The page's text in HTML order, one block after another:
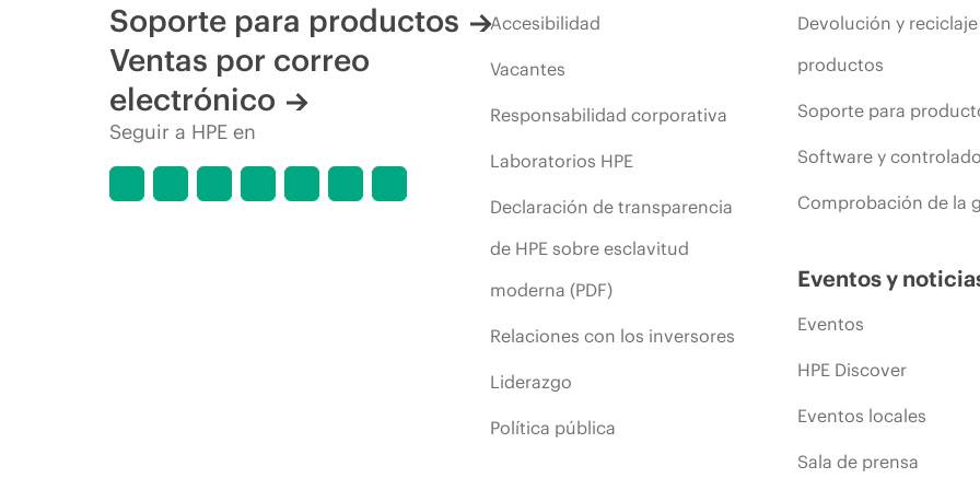
Soporte para productos
Ventas por correo
electrónico
Seguir a HPE en
Accesibilidad
Vacantes
Responsabilidad corporativa
Laboratorios HPE
Declaración de transparencia
de HPE sobre esclavitud
moderna (PDF)
Relaciones con los inversores
Liderazgo
Política pública
Devolución y
productos
Soporte para
Software y
Comprobación de la
Eventos y
Eventos
HPE Discover
Eventos locales
Sala de prensa